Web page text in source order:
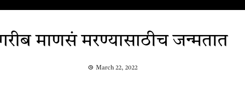
माणसं मरण्यासाठीच जन्मतात
March 22, 2022